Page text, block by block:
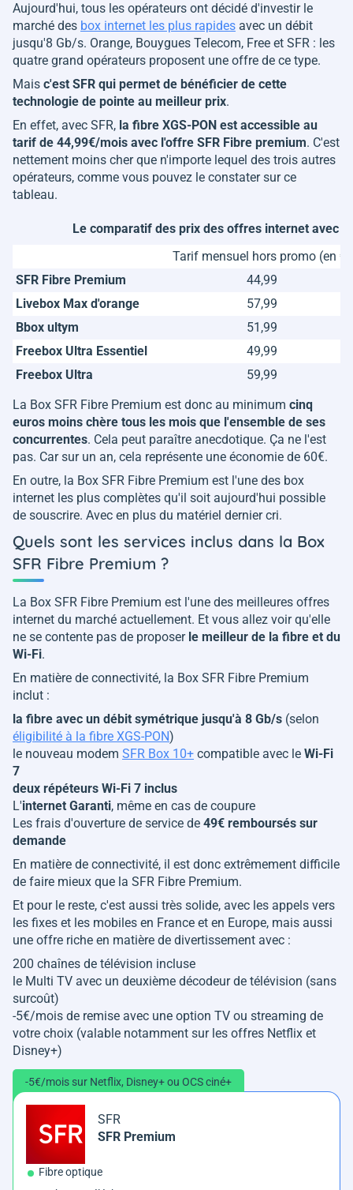
Aujourd'hui, tous les opérateurs ont décidé d'investir le
marché des box internet les plus rapides avec un débit
jusqu'8 Gb/s. Orange, Bouygues Telecom, Free et SFR : les
quatre grand opérateurs proposent une offre de ce type.
Mais c'est SFR qui permet de bénéficier de cette
technologie de pointe au meilleur prix.
En effet, avec SFR, la fibre XGS-PON est accessible au
tarif de 44,99€/mois avec l'offre SFR Fibre premium. C'est
nettement moins cher que n'importe lequel des trois autres
opérateurs, comme vous pouvez le constater sur ce
tableau.
Le comparatif des prix des offres internet avec
Tarif mensuel hors promo (en €)
SFR Fibre Premium
44,99
Livebox Max d'orange
57,99
Bbox ultym
51,99
Freebox Ultra Essentiel
49,99
Freebox Ultra
59,99
La Box SFR Fibre Premium est donc au minimum cinq
euros moins chère tous les mois que l'ensemble de ses
concurrentes. Cela peut paraître anecdotique. Ça ne l'est
pas. Car sur un an, cela représente une économie de 60€.
En outre, la Box SFR Fibre Premium est l'une des box
internet les plus complètes qu'il soit aujourd'hui possible
de souscrire. Avec en plus du matériel dernier cri.
Quels sont les services inclus dans la Box
SFR Fibre Premium ?
La Box SFR Fibre Premium est l'une des meilleures offres
internet du marché actuellement. Et vous allez voir qu'elle
ne se contente pas de proposer le meilleur de la fibre et du
Wi-Fi.
En matière de connectivité, la Box SFR Fibre Premium
inclut :
la fibre avec un débit symétrique jusqu'à 8 Gb/s (selon
éligibilité à la fibre XGS-PON)
le nouveau modem SFR Box 10+ compatible avec le Wi-Fi
7
deux répéteurs Wi-Fi 7 inclus
L'internet Garanti, même en cas de coupure
Les frais d'ouverture de service de 49€ remboursés sur
demande
En matière de connectivité, il est donc extrêmement difficile
de faire mieux que la SFR Fibre Premium.
Et pour le reste, c'est aussi très solide, avec les appels vers
les fixes et les mobiles en France et en Europe, mais aussi
une offre riche en matière de divertissement avec :
200 chaînes de télévision incluse
le Multi TV avec un deuxième décodeur de télévision (sans
surcoût)
-5€/mois de remise avec une option TV ou streaming de
votre choix (valable notamment sur les offres Netflix et
Disney+)
-5€/mois sur Netflix, Disney+ ou OCS ciné+
SFR
SFR Premium
Fibre optique